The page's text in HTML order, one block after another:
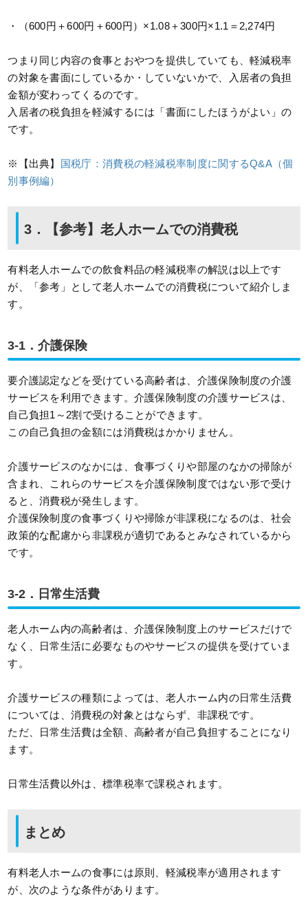
・（600円＋600円＋600円）×1.08＋300円×1.1＝2,274円
つまり同じ内容の食事とおやつを提供していても、軽減税率
の対象を書面にしているか・していないかで、入居者の負担
金額が変わってくるのです。
入居者の税負担を軽減するには「書面にしたほうがよい」の
です。
※【出典】 国税庁：消費税の軽減税率制度に関するQ&A（個
別事例編）
3．【参考】老人ホームでの消費税
有料老人ホームでの飲食料品の軽減税率の解説は以上です
が、「参考」として老人ホームでの消費税について紹介しま
す。
3-1．介護保険
要介護認定などを受けている高齢者は、介護保険制度の介護
サービスを利用できます。介護保険制度の介護サービスは、
自己負担1～2割で受けることができます。
この自己負担の金額には消費税はかかりません。
介護サービスのなかには、食事づくりや部屋のなかの掃除が
含まれ、これらのサービスを介護保険制度ではない形で受け
ると、消費税が発生します。
介護保険制度の食事づくりや掃除が非課税になるのは、社会
政策的な配慮から非課税が適切であるとみなされているから
です。
3-2．日常生活費
老人ホーム内の高齢者は、介護保険制度上のサービスだけで
なく、日常生活に必要なものやサービスの提供を受けていま
す。
介護サービスの種類によっては、老人ホーム内の日常生活費
については、消費税の対象とはならず、非課税です。
ただ、日常生活費は全額、高齢者が自己負担することになり
ます。
日常生活費以外は、標準税率で課税されます。
まとめ
有料老人ホームの食事には原則、軽減税率が適用されます
が、次のような条件があります。